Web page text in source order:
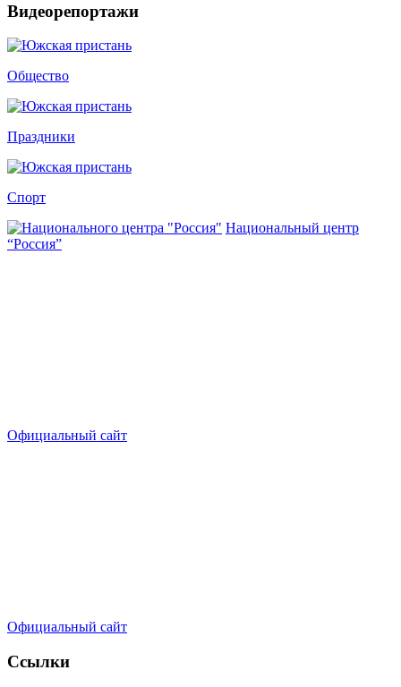
Видеорепортажи
Общество
Праздники
Спорт
Национальный центр
“Россия”
Официальный сайт
Официальный сайт
Ссылки